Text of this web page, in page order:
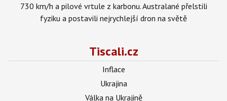
730 km/h a pilové vrtule z karbonu. Australané přelstili
fyziku a postavili nejrychlejší dron na světě
Tiscali.cz
Inflace
Ukrajina
Válka na Ukrajině